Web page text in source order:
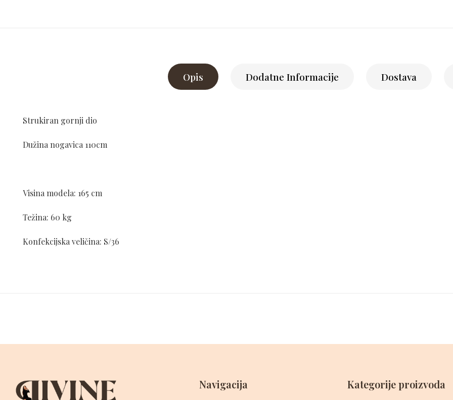
Opis Dodatne Informacije Dostava
Strukiran gornji dio
Dužina nogavica 110cm
Visina modela: 165 cm
Težina: 60 kg
Konfekcijska veličina: S/36
Navigacija Kategorije proizvoda